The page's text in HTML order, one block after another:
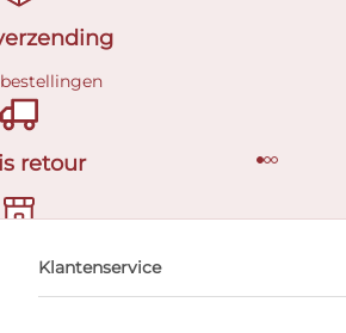
retour
afspraak
Klantenservice